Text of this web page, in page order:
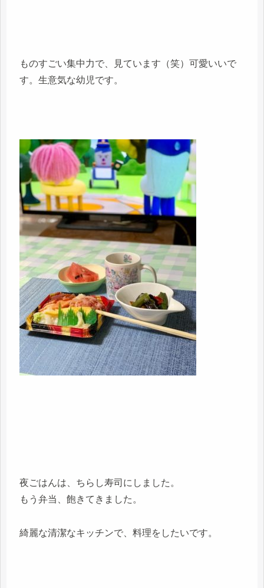
ものすごい集中力で、見ています（笑）可愛いいで
す。生意気な幼児です。
夜ごはんは、ちらし寿司にしました。
もう弁当、飽きてきました。
綺麗な清潔なキッチンで、料理をしたいです。